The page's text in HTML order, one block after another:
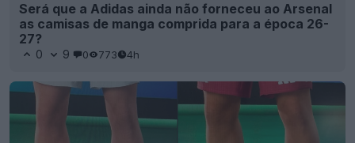
Será que a Adidas ainda não forneceu ao Arsenal
as camisas de manga comprida para a época 26-
27?
0 9 0 773 4h